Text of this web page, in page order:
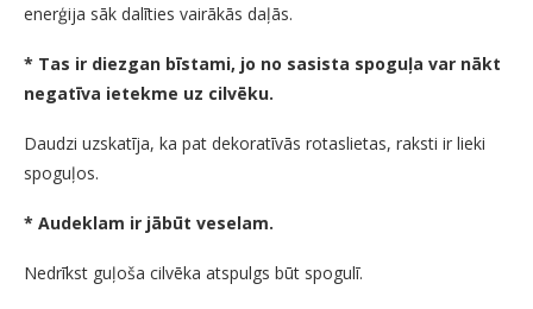
enerģija sāk dalīties vairākās daļās.
* Tas ir diezgan bīstami, jo no sasista spoguļa var nākt
negatīva ietekme uz cilvēku.
Daudzi uzskatīja, ka pat dekoratīvās rotaslietas, raksti ir lieki
spoguļos.
* Audeklam ir jābūt veselam.
Nedrīkst guļoša cilvēka atspulgs būt spogulī.